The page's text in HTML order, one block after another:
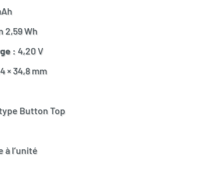
2,59 Wh
: 4,20 V
× 34,8 mm
Button Top
à l’unité